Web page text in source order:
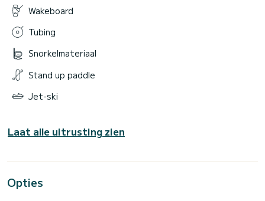
Wakeboard
Tubing
Snorkelmateriaal
Stand up paddle
Jet-ski
Laat alle uitrusting zien
Opties